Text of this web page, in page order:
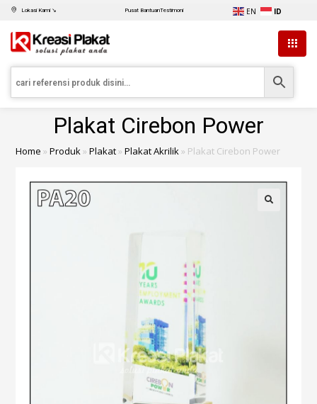
Lokasi Kami ↘ Pusat BantuanTestimoni EN ID
Plakat Cirebon Power
Home »Produk»Plakat»Plakat Akrilik» Plakat Cirebon Power